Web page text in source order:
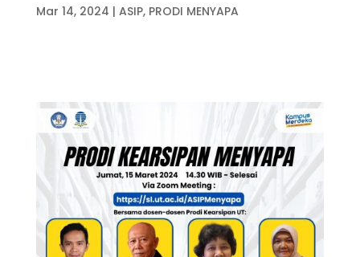
Mar 14, 2024 | ASIP, PRODI MENYAPA